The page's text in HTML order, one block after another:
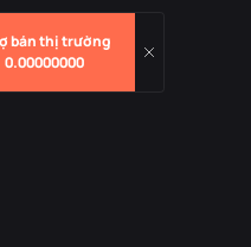
bán thị trường
0.00000000